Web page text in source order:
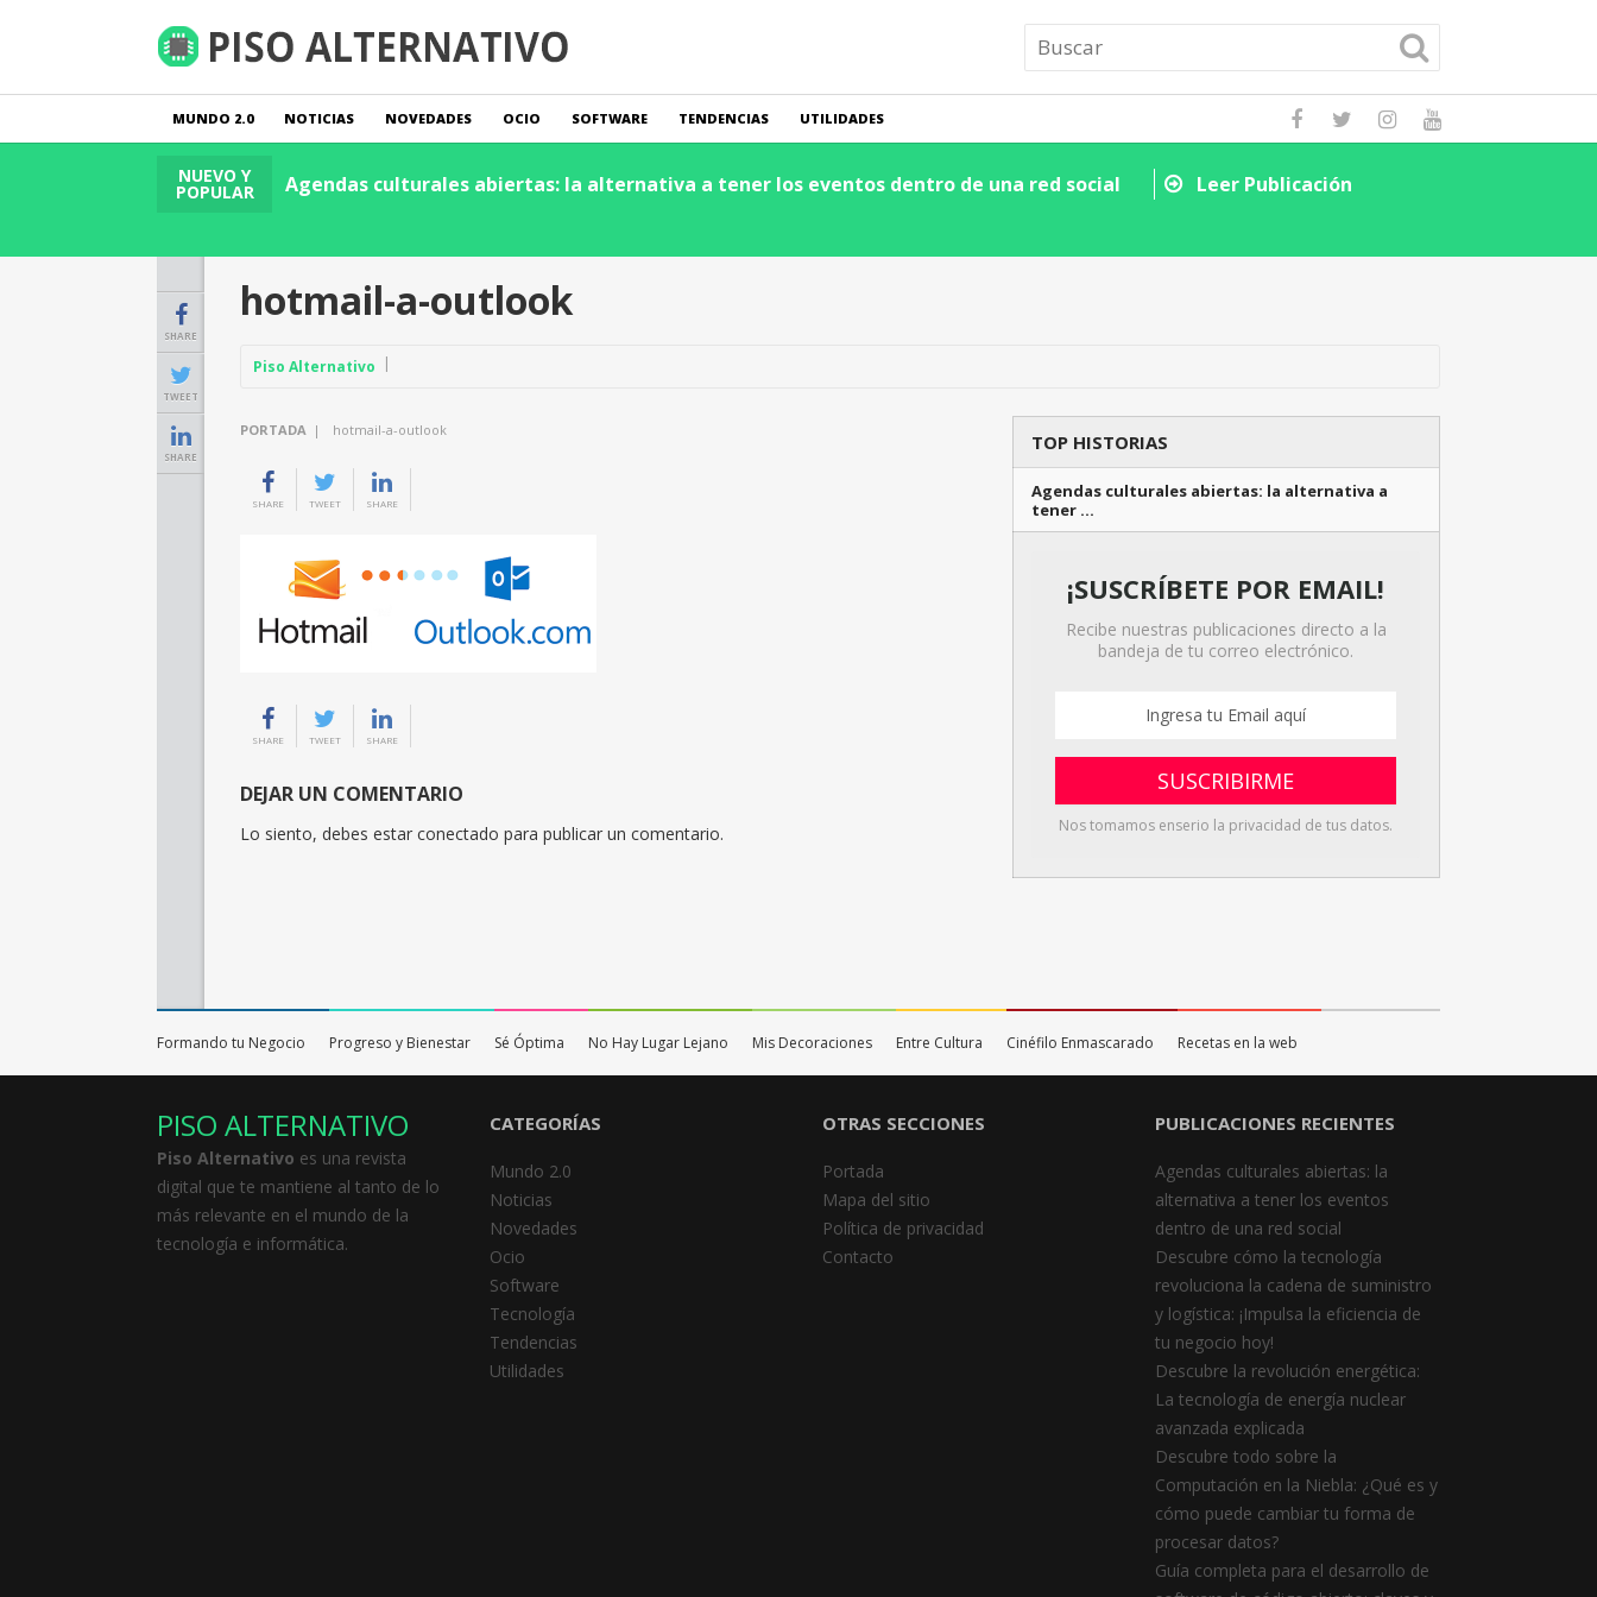
MUNDO 2.0 NOTICIAS NOVEDADES OCIO SOFTWARE TENDENCIAS UTILIDADES
NUEVO Y
POPULAR
Leer Publicación Agendas culturales abiertas: la alternativa a tener los eventos dentro de una red social Leer Publicación
SHARE
TWEET
SHARE
hotmail-a-outlook
Piso Alternativo
PORTADA | hotmail-a-outlook
SHARE TWEET SHARE
SHARE TWEET SHARE
DEJAR UN COMENTARIO
Lo siento, debes estar conectado para publicar un comentario.
TOP HISTORIAS
Agendas culturales abiertas: la alternativa a
tener …
¡SUSCRÍBETE POR EMAIL!
Recibe nuestras publicaciones directo a la
bandeja de tu correo electrónico.
Nos tomamos enserio la privacidad de tus datos.
Formando tu Negocio Progreso y Bienestar Sé Óptima No Hay Lugar Lejano Mis Decoraciones Entre Cultura Cinéfilo Enmascarado Recetas en la web
PISO ALTERNATIVO
Piso Alternativo es una revista
digital que te mantiene al tanto de lo
más relevante en el mundo de la
tecnología e informática.
CATEGORÍAS
Mundo 2.0
Noticias
Novedades
Ocio
Software
Tecnología
Tendencias
Utilidades
OTRAS SECCIONES
Portada
Mapa del sitio
Política de privacidad
Contacto
PUBLICACIONES RECIENTES
Agendas culturales abiertas: la
alternativa a tener los eventos
dentro de una red social
Descubre cómo la tecnología
revoluciona la cadena de suministro
y logística: ¡Impulsa la eficiencia de
tu negocio hoy!
Descubre la revolución energética:
La tecnología de energía nuclear
avanzada explicada
Descubre todo sobre la
Computación en la Niebla: ¿Qué es y
cómo puede cambiar tu forma de
procesar datos?
Guía completa para el desarrollo de